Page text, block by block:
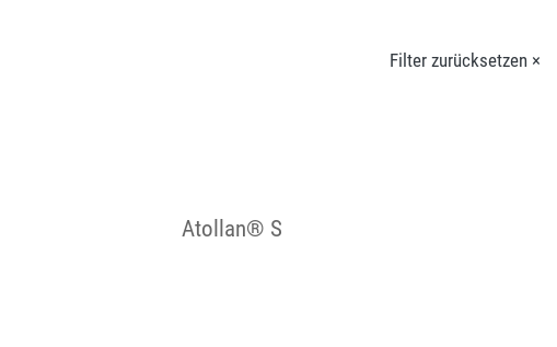
Filter zurücksetzen ×
Atollan® S